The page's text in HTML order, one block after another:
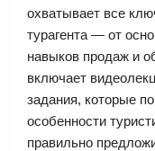
охватывает все
турагента — от
навыков продаж и
включает
задания, которые
особенности
правильно